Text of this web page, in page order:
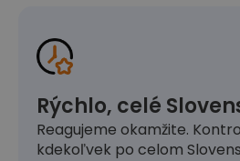
Rýchlo, celé
Reagujeme okamžite.
kdekoľvek po celom